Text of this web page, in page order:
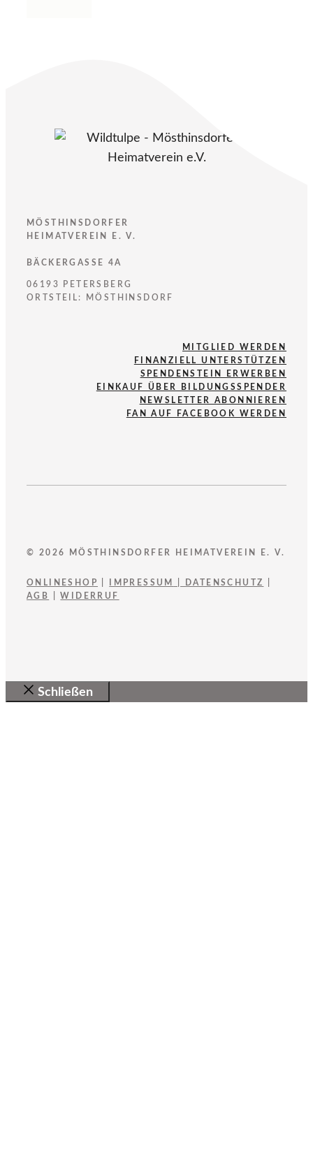
MÖSTHINSDORFER
HEIMATVEREIN E. V.
BÄCKERGASSE 4A
06193 PETERSBERG
ORTSTEIL: MÖSTHINSDORF
MITGLIED WERDEN
FINANZIELL UNTERSTÜTZEN
SPENDENSTEIN ERWERBEN
EINKAUF ÜBER BILDUNGSSPENDER
NEWSLETTER ABONNIEREN
FAN AUF FACEBOOK WERDEN
© 2026 MÖSTHINSDORFER HEIMATVEREIN E. V.
ONLINESHOP IMPRESSUM DATENSCHUTZ
AGB
|WIDERRUF
Schließen